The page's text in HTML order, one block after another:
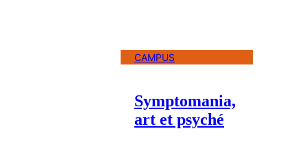
CAMPUS
Symptomania,
art et psyché